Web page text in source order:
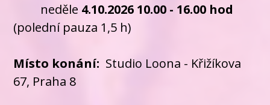
neděle 4.10.2026 10.00 - 16.00 hod
(polední pauza 1,5 h)
Místo konání: Studio Loona - Křižíkova
67, Praha 8